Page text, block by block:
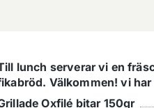
lunch serverar vi en
Välkommen! vi
Oxfilé bitar 150gr